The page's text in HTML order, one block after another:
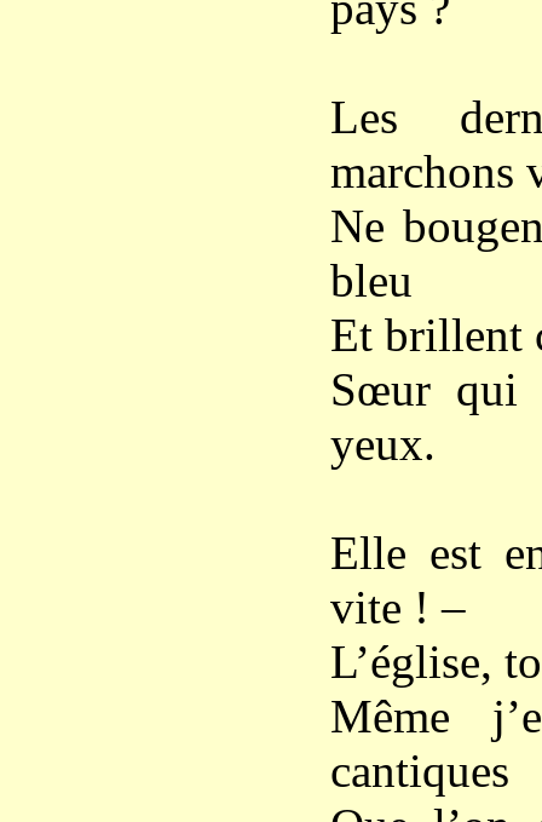
Les
marchons
Ne
bleu
Et brillent
Sœur qui
yeux.
Elle est
vite ! –
L’église,
Même
cantiques